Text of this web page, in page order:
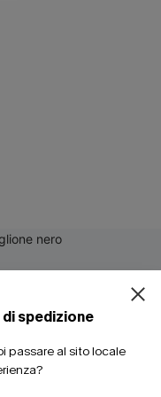
spedizione
passare al sito locale
DI SCONTO SU